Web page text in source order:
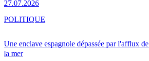
27.07.2026
Une enclave espagnole dépassée par l'afflux
la mer
POLITIQUE